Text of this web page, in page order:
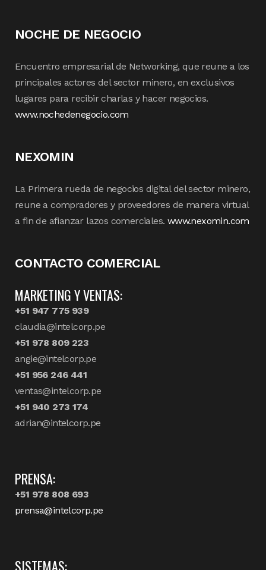
NOCHE DE NEGOCIO
Encuentro empresarial de Networking, que reune a los
principales actores del sector minero, en exclusivos
lugares para recibir charlas y hacer negocios.
www.nochedenegocio.com
NEXOMIN
La Primera rueda de negocios digital del sector minero,
reune a compradores y proveedores de manera virtual
a fin de afianzar lazos comerciales. www.nexomin.com
CONTACTO COMERCIAL
MARKETING Y VENTAS:
+51 947 775 939
claudia@intelcorp.pe
+51 978 809 223
angie@intelcorp.pe
+51 956 246 441
ventas@intelcorp.pe
+51 940 273 174
adrian@intelcorp.pe
PRENSA:
+51 978 808 693
prensa@intelcorp.pe
SISTEMAS: